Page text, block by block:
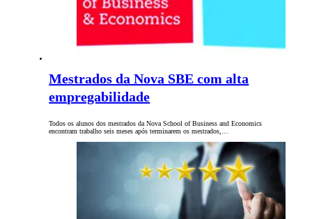
Mestrados da Nova SBE com alta
empregabilidade
Todos os alunos dos mestrados da Nova School of Business and Economics
encontram trabalho seis meses após terminarem os mestrados,…